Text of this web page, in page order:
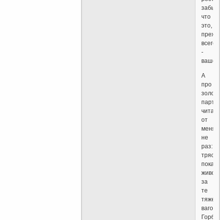
что
это,
всего,
-
ваше?
А
про
от
меня
не
раз:
пока
живого
за
те